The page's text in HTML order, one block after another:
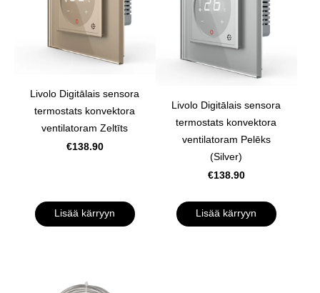
Livolo Digitālais sensora
termostats konvektora
ventilatoram Zeltīts
€138.90
Lisää kärryyn
Livolo Digitālais sensora
termostats konvektora
ventilatoram Pelēks
(Silver)
€138.90
Lisää kärryyn